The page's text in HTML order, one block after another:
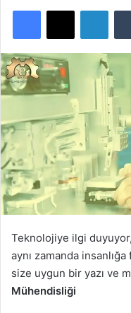
Facebook
X
Teknolojiye ilgi
aynı zamanda
size uygun bir yazı ve
Mühendisliği